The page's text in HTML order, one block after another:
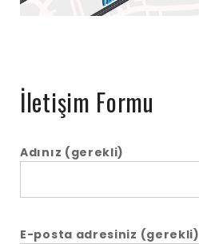
İletişim Formu
Adınız (gerekli)
E-posta adresiniz (gerekli)